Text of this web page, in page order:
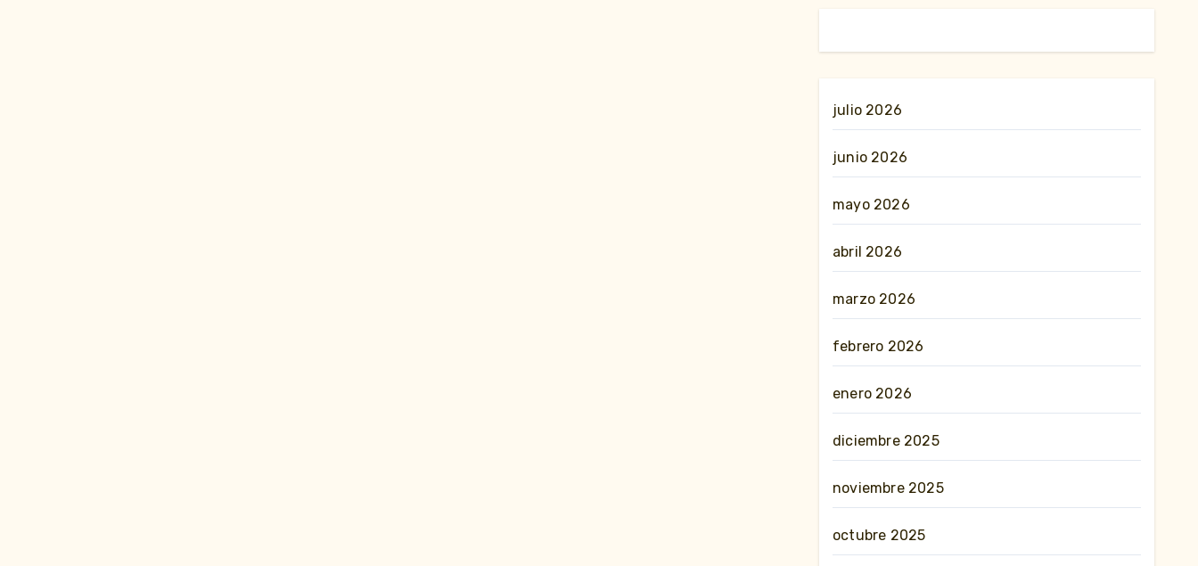
julio 2026
junio 2026
mayo 2026
abril 2026
marzo 2026
febrero 2026
enero 2026
diciembre 2025
noviembre 2025
octubre 2025